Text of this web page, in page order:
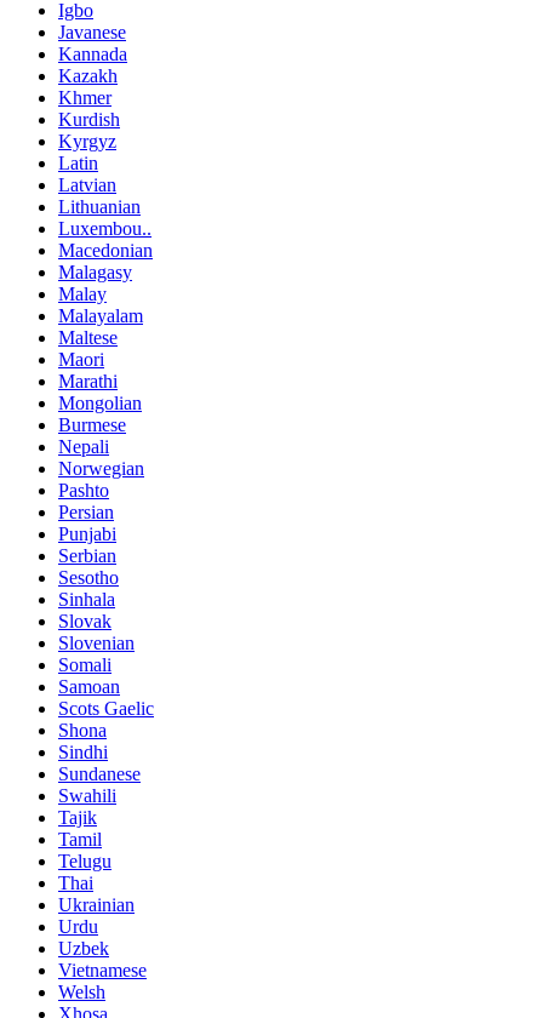
Igbo
Javanese
Kannada
Kazakh
Khmer
Kurdish
Kyrgyz
Latin
Latvian
Lithuanian
Luxembou..
Macedonian
Malagasy
Malay
Malayalam
Maltese
Maori
Marathi
Mongolian
Burmese
Nepali
Norwegian
Pashto
Persian
Punjabi
Serbian
Sesotho
Sinhala
Slovak
Slovenian
Somali
Samoan
Scots Gaelic
Shona
Sindhi
Sundanese
Swahili
Tajik
Tamil
Telugu
Thai
Ukrainian
Urdu
Uzbek
Vietnamese
Welsh